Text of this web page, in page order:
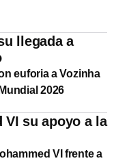
llegada a
euforia a Vozinha
2026
VI su apoyo a la
VI frente a